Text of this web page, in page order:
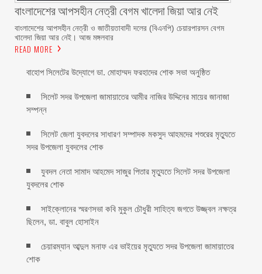
বাংলাদেশের আপসহীন নেত্রী বেগম খালেদা জিয়া আর নেই
বাংলাদেশের আপসহীন নেত্রী ও জাতীয়তাবাদী দলের (বিএনপি) চেয়ারপারসন বেগম
খালেদা জিয়া আর নেই। আজ মঙ্গলবার
READ MORE
বাহোপ সিলেটের উদ্যোগে ডা. মোহাম্মদ ফরহাদের শোক সভা অনুষ্ঠিত
সিলেট সদর উপজেলা জামায়াতের আমীর নাজির উদ্দিনের মায়ের জানাজা
সম্পন্ন
সিলেট জেলা যুবদলের সাধারণ সম্পাদক মকসুদ আহমদের শশুরের মৃত্যুতে
সদর উপজেলা যুবদলের শোক
যুবদল নেতা সামাদ আহমেদ সাজুর পিতার মৃত্যুতে সিলেট সদর উপজেলা
যুবদলের শোক
সাইক্লোনের স্মরণসভা কবি মুকুল চৌধুরী সাহিত্য জগতে উজ্জ্বল নক্ষত্র
ছিলেন, ডা. বাবুল হোসাইন
চেয়ারম্যান আব্দুল মনাফ এর ভাইয়ের মৃত্যুতে সদর উপজেলা জামায়াতের
শোক